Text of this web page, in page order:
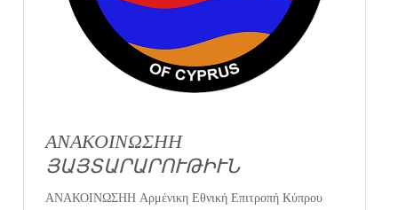
ΑΝΑΚΟΙΝΩΣΗH
ՅԱՅՏԱՐԱՐՈՒԹԻՒՆ
ΑΝΑΚΟΙΝΩΣΗH Αρμένικη Εθνική Επιτροπή Κύπρου